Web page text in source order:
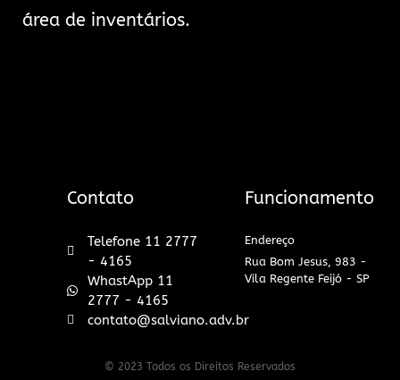
área de inventários.
Contato
Telefone 11 2777
- 4165
WhastApp 11
2777 - 4165
contato@salviano.adv.br
Funcionamento
Endereço
Rua Bom Jesus, 983 -
Vila Regente Feijó - SP
© 2023 Todos os Direitos Reservados